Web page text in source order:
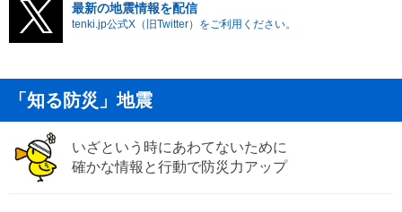
最新の地震情報を配信
tenki.jp公式X（旧Twitter）をご利用ください。
「知る防災」地震
いざという時にあわてないために
確かな情報と行動で防災力アップ